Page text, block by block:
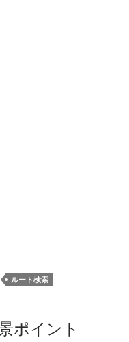
ルート検索
ポイント